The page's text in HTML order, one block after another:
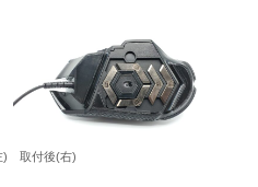
) 取付後(右)